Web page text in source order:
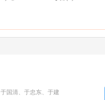
国清、于忠东、于建